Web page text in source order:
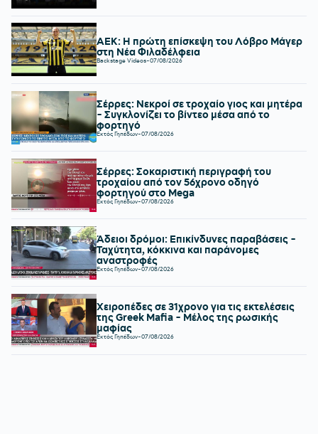
ΑΕΚ: Η πρώτη επίσκεψη του Λόβρο Μάγερ
στη Νέα Φιλαδέλφεια
Backstage Videos-07/08/2026
Σέρρες: Νεκροί σε τροχαίο γιος και μητέρα
- Συγκλονίζει το βίντεο μέσα από το
φορτηγό
Εκτός Γηπέδων-07/08/2026
Σέρρες: Σοκαριστική περιγραφή του
τροχαίου από τον 56χρονο οδηγό
φορτηγού στο Mega
Εκτός Γηπέδων-07/08/2026
Άδειοι δρόμοι: Επικίνδυνες παραβάσεις -
Ταχύτητα, κόκκινα και παράνομες
αναστροφές
Εκτός Γηπέδων-07/08/2026
Χειροπέδες σε 31χρονο για τις εκτελέσεις
της Greek Mafia - Μέλος της ρωσικής
μαφίας
Εκτός Γηπέδων-07/08/2026